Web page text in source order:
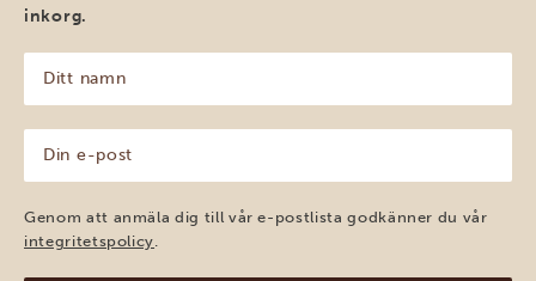
inkorg.
namn
(Obligatoriskt)
post
(Obligatoriskt)
Genom att anmäla dig till vår e-postlista godkänner du vår
integritetspolicy